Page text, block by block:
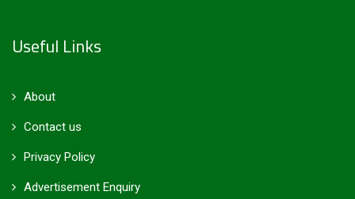
Useful Links
About
Contact us
Privacy Policy
Advertisement Enquiry